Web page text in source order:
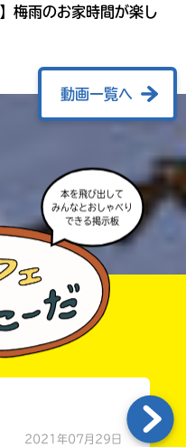
梅雨のお家時間が楽し
動画一覧へ
本を飛び出して
みんなとおしゃべり
できる掲示板
2021年07月29日